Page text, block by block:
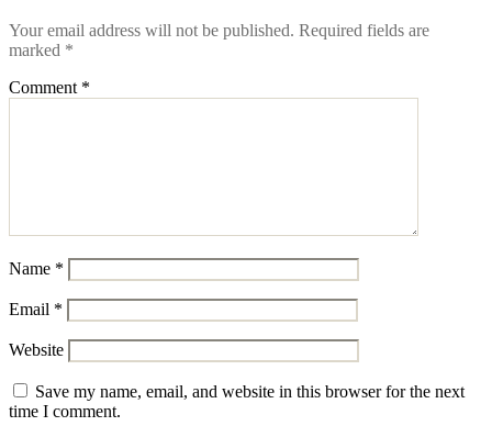
Your email address will not be published. Required fields are
marked *
Comment *
Name *
Email *
Website
Save my name, email, and website in this browser for the next
time I comment.